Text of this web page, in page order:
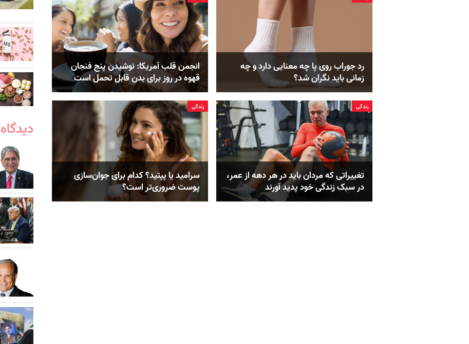
رد جوراب روی پا چه معنایی دارد و چه
زمانی باید نگران شد؟
انجمن قلب آمریکا: نوشیدن پنج فنجان
قهوه در روز برای بدن قابل ‌تحمل است
زندگی
تغییراتی که مردان باید در هر دهه از عمر،
در سبک زندگی خود پدید آورند
زندگی
سرامید یا پپتید؟ کدام‌‌ برای جوان‌سازی
پوست ضروری‌تر است؟
دیدگاه